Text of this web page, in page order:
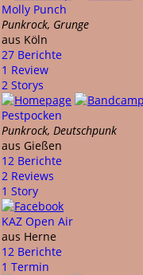
Molly Punch
Punkrock, Grunge
aus Köln
27 Berichte
1 Review
2 Storys
Pestpocken
Punkrock, Deutschpunk
aus Gießen
12 Berichte
2 Reviews
1 Story
KAZ Open Air
aus Herne
12 Berichte
1 Termin